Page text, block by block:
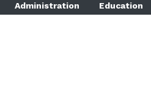
Administration Education